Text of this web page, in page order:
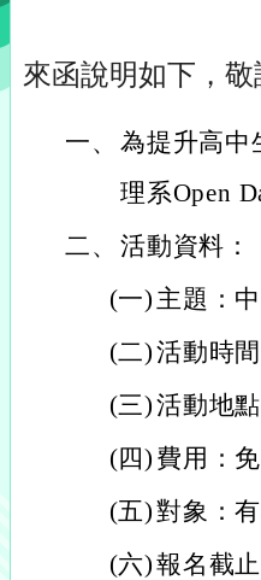
來函說明如下，
一、 為提升高中
理系Open
二、 活動資料：
(一) 主題：
(二)活動時
(三)活動地
(四) 費用：
(五)對象：
(六)報名截